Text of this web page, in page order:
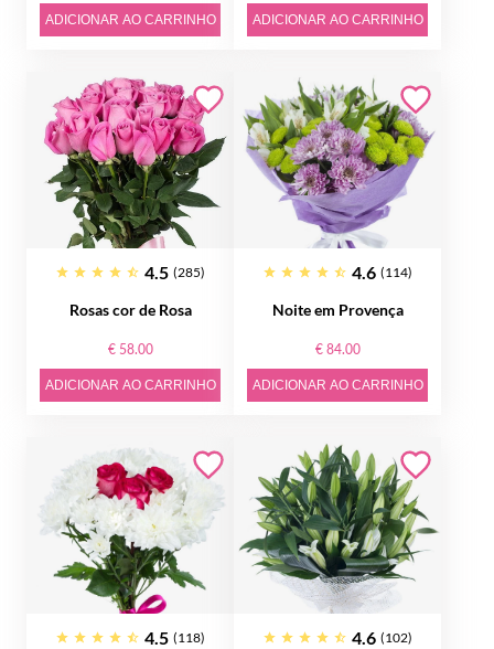
ADICIONAR AO CARRINHO ADICIONAR AO CARRINHO
4.5 (285)
Rosas cor de Rosa
€ 58.00
ADICIONAR AO CARRINHO
4.6 (114)
Noite em Provença
€ 84.00
ADICIONAR AO CARRINHO
4.5 (118) 4.6 (102)